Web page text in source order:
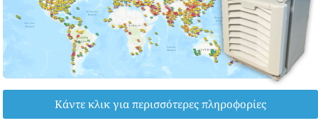
Κάντε κλικ για περισσότερες πληροφορίες